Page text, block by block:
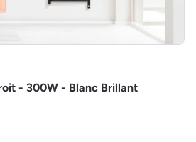
- 300W - Blanc Brillant